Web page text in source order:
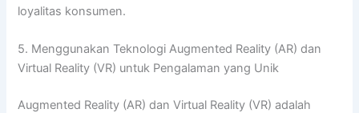
loyalitas konsumen.
5. Menggunakan Teknologi Augmented Reality (AR) dan
Virtual Reality (VR) untuk Pengalaman yang Unik
Augmented Reality (AR) dan Virtual Reality (VR) adalah